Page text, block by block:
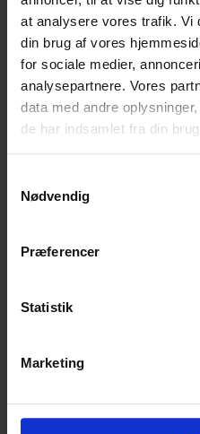
at analysere vores trafik. Vi
din brug af vores
for sociale medier,
analysepartnere. Vores
data med andre
de har indsamlet fra din
Nødvendig
Præferencer
Statistik
Marketing
Her kan du som